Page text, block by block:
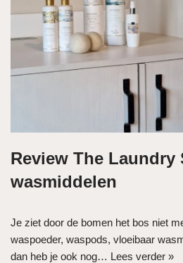
Review The Laundry
wasmiddelen
Je ziet door de bomen het bos niet
waspoeder, waspods, vloeibaar
dan heb je ook nog… Lees verder »